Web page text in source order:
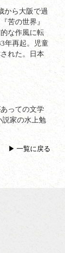
から大阪で過
苦の世界』
な作風に転
年再起。児童
れた。日本
っての文学
家の水上勉
一覧に戻る